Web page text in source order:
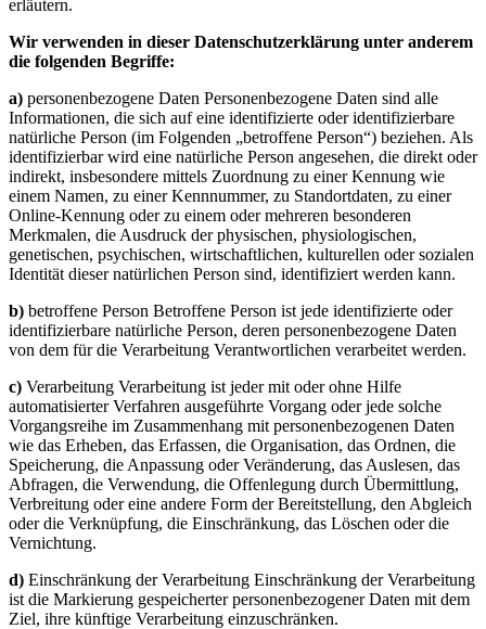
erläutern.
Wir verwenden in dieser Datenschutzerklärung unter anderem
die folgenden Begriffe:
a) personenbezogene Daten Personenbezogene Daten sind alle
Informationen, die sich auf eine identifizierte oder identifizierbare
natürliche Person (im Folgenden „betroffene Person“) beziehen. Als
identifizierbar wird eine natürliche Person angesehen, die direkt oder
indirekt, insbesondere mittels Zuordnung zu einer Kennung wie
einem Namen, zu einer Kennnummer, zu Standortdaten, zu einer
Online-Kennung oder zu einem oder mehreren besonderen
Merkmalen, die Ausdruck der physischen, physiologischen,
genetischen, psychischen, wirtschaftlichen, kulturellen oder sozialen
Identität dieser natürlichen Person sind, identifiziert werden kann.
b) betroffene Person Betroffene Person ist jede identifizierte oder
identifizierbare natürliche Person, deren personenbezogene Daten
von dem für die Verarbeitung Verantwortlichen verarbeitet werden.
c) Verarbeitung Verarbeitung ist jeder mit oder ohne Hilfe
automatisierter Verfahren ausgeführte Vorgang oder jede solche
Vorgangsreihe im Zusammenhang mit personenbezogenen Daten
wie das Erheben, das Erfassen, die Organisation, das Ordnen, die
Speicherung, die Anpassung oder Veränderung, das Auslesen, das
Abfragen, die Verwendung, die Offenlegung durch Übermittlung,
Verbreitung oder eine andere Form der Bereitstellung, den Abgleich
oder die Verknüpfung, die Einschränkung, das Löschen oder die
Vernichtung.
d) Einschränkung der Verarbeitung Einschränkung der Verarbeitung
ist die Markierung gespeicherter personenbezogener Daten mit dem
Ziel, ihre künftige Verarbeitung einzuschränken.